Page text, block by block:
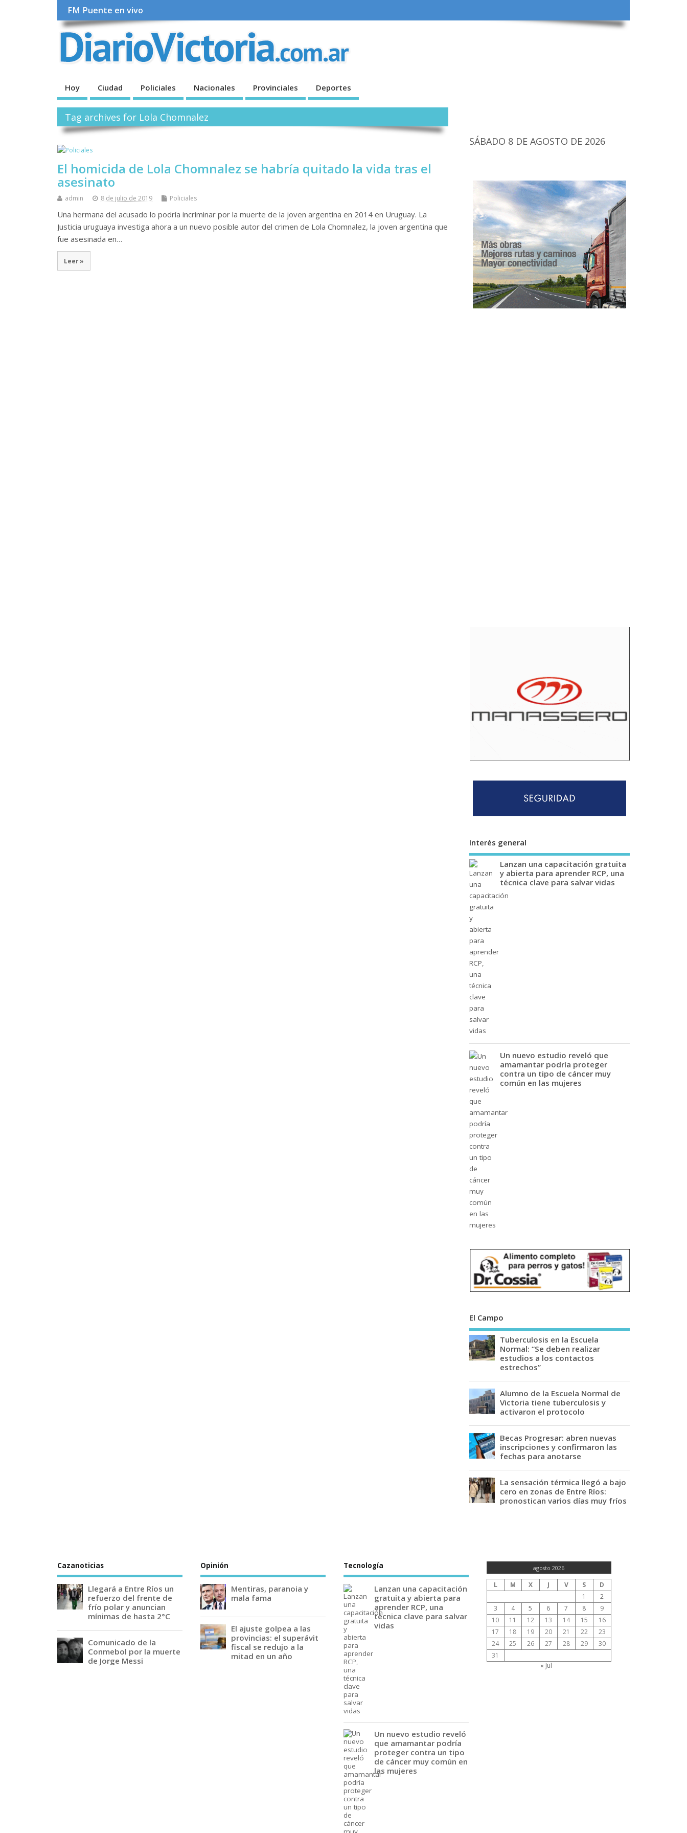
FM Puente en vivo
Hoy Ciudad Policiales Nacionales Provinciales Deportes
Tag archives for Lola Chomnalez
El homicida de Lola Chomnalez se habría quitado la vida tras el
asesinato
admin 8 de julio de 2019 Policiales
Una hermana del acusado lo podría incriminar por la muerte de la joven argentina en 2014 en Uruguay. La
Justicia uruguaya investiga ahora a un nuevo posible autor del crimen de Lola Chomnalez, la joven argentina que
fue asesinada en…
Leer »
SÁBADO 8 DE AGOSTO DE 2026
Interés general
Lanzan una capacitación gratuita
y abierta para aprender RCP, una
técnica clave para salvar vidas
Un nuevo estudio reveló que
amamantar podría proteger
contra un tipo de cáncer muy
común en las mujeres
El Campo
Tuberculosis en la Escuela
Normal: “Se deben realizar
estudios a los contactos
estrechos”
Alumno de la Escuela Normal de
Victoria tiene tuberculosis y
activaron el protocolo
Becas Progresar: abren nuevas
inscripciones y confirmaron las
fechas para anotarse
La sensación térmica llegó a bajo
cero en zonas de Entre Ríos:
pronostican varios días muy fríos
Cazanoticias
Llegará a Entre Ríos un
refuerzo del frente de
frío polar y anuncian
mínimas de hasta 2°C
Comunicado de la
Conmebol por la muerte
de Jorge Messi
Opinión
Mentiras, paranoia y
mala fama
El ajuste golpea a las
provincias: el superávit
fiscal se redujo a la
mitad en un año
Tecnología
Lanzan una capacitación
gratuita y abierta para
aprender RCP, una
técnica clave para salvar
vidas
Un nuevo estudio reveló
que amamantar podría
proteger contra un tipo
de cáncer muy común en
las mujeres
agosto 2026
L M X J V S
D
1
2
3
4 5 6 7 8
9
10
11 12 13 14 15
16
17
18 19 20 21 22
23
24
25 26 27 28 29
30
31
« Jul